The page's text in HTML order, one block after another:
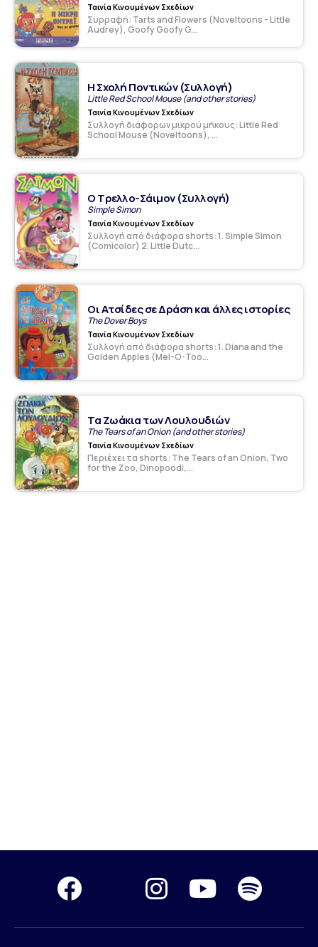
Ταινία Κινουμένων Σχεδίων
Συρραφή: Tarts and Flowers (Noveltoons - Little
Audrey), Goofy Goofy G...
Η Σχολή Ποντικών (Συλλογή)
Little Red School Mouse (and other stories)
Ταινία Κινουμένων Σχεδίων
Συλλογή διάφορων μικρού μήκους: Little Red
School Mouse (Noveltoons), ...
Ο Τρελλο-Σάιμον (Συλλογή)
Simple Simon
Ταινία Κινουμένων Σχεδίων
Συλλογή από διάφορα shorts: 1. Simple Simon
(Comicolor) 2. Little Dutc...
Οι Ατσίδες σε Δράση και άλλες ιστορίες
The Dover Boys
Ταινία Κινουμένων Σχεδίων
Συλλογή από διάφορα shorts: 1. Diana and the
Golden Apples (Mel-O-Too...
Τα Ζωάκια των Λουλουδιών
The Tears of an Onion (and other stories)
Ταινία Κινουμένων Σχεδίων
Περιέχει τα shorts: The Tears of an Onion, Two
for the Zoo, Dinopoodi,...